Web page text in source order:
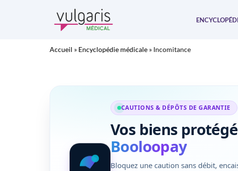
Accueil » Encyclopédie médicale » Incomitance
CAUTIONS & DÉPÔTS DE GARANTIE
Vos biens
Booloopay
Bloquez une caution sans débit,